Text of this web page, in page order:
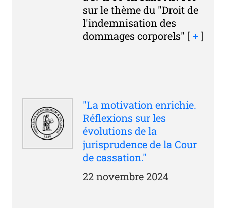
sur le thème du "Droit de
l'indemnisation des
dommages corporels" [+]
"La motivation enrichie.
Réflexions sur les
évolutions de la
jurisprudence de la Cour
de cassation."
22 novembre 2024